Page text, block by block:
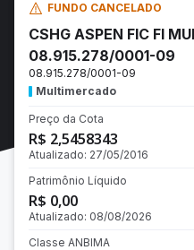
FUNDO CANCELADO
CSHG ASPEN FIC FI
08.915.278/0001-09
08.915.278/0001-09
Multimercado
Preço da Cota
R$ 2,5458343
Atualizado: 27/05/2016
Patrimônio Líquido
R$ 0,00
Atualizado: 08/08/2026
Classe ANBIMA